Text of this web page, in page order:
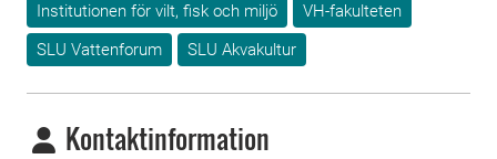
Institutionen för vilt, fisk och miljö
VH-fakulteten
SLU Vattenforum
SLU Akvakultur
Kontaktinformation